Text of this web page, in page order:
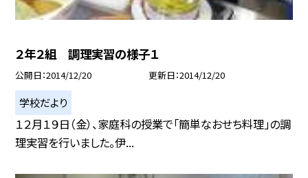
２年２組 調理実習の様子１
公開日 2014/12/20 更新日 2014/12/20
学校だより
１２月１９日（金）、家庭科の授業で「簡単なおせち料理」の調
理実習を行いました。伊...